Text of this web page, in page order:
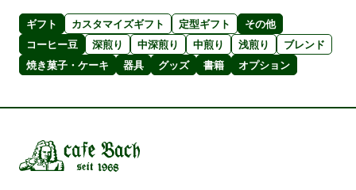
ギフト カスタマイズギフト 定型ギフト
その他
コーヒー豆
深煎り 中深煎り 中煎り 浅煎り
ブレンド
焼き菓子・ケーキ
器具 グッズ 書籍 オプション